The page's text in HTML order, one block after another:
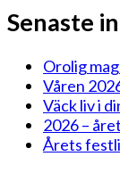
Senaste
Orolig
Våren
Väck liv i
2026 –
Årets